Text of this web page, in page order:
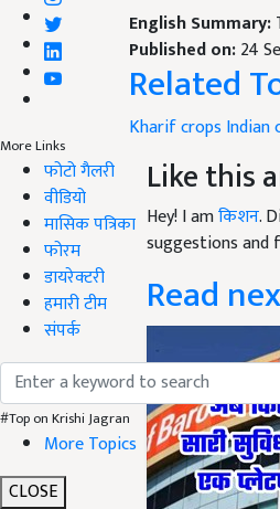
More Links
फोटो गैलरी
वीडियो
मासिक पत्रिका
फोरम
डायरेक्टरी
हमारी टीम
संपर्क
#Top on Krishi Jagran
More Topics
CLOSE
English Summary:
Published on:24
Related
Kharif crops Indian
Like this
Hey! I amकिशन.
suggestions and
Read